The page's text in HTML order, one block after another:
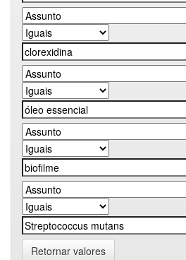
Retornar valores